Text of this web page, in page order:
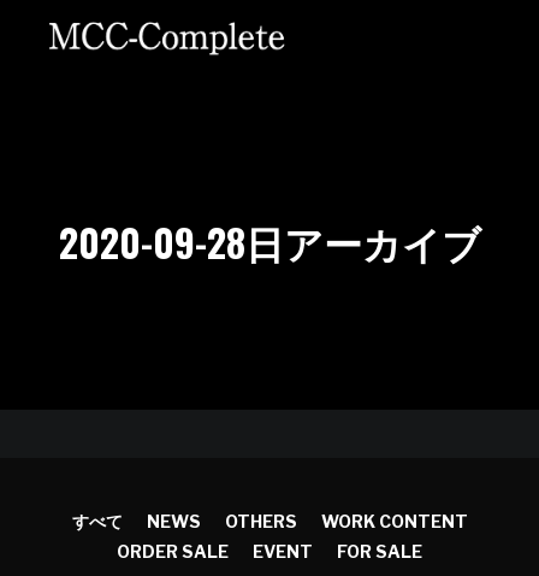
2020-09-28日アーカイブ
すべて NEWS OTHERS
WORK CONTENT
ORDER SALE
EVENT FOR SALE